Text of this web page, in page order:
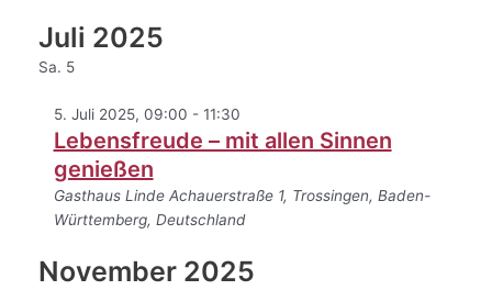
Juli 2025
Sa. 5
5. Juli 2025, 09:00 - 11:30
Lebensfreude – mit allen Sinnen
genießen
Gasthaus Linde Achauerstraße 1, Trossingen, Baden-
Württemberg, Deutschland
November 2025